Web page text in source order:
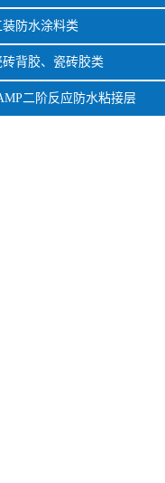
装防水涂料类
背胶、瓷砖胶类
二阶反应防水粘接层